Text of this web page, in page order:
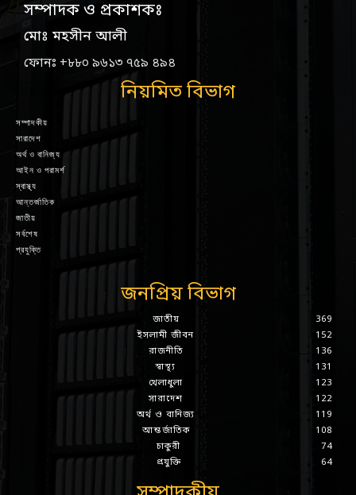
সম্পাদক ও প্রকাশকঃ
মোঃ মহসীন আলী
ফোনঃ +৮৮০ ৯৬১৩ ৭৫৯ ৪৯৪
নিয়মিত বিভাগ
সম্পাদকীয়
সারাদেশ
অর্থ ও বানিজ্য
আইন ও পরামর্শ
স্বাস্থ্য
আন্তর্জাতিক
জাতীয়
সর্বশেষ
প্রযুক্তি
জনপ্রিয় বিভাগ
জাতীয়
369
ইসলামী জীবন
152
রাজনীতি
136
স্বাস্থ্য
131
খেলাধুলা
123
সারাদেশ
122
অর্থ ও বানিজ্য
119
আন্তর্জাতিক
108
চাকুরী
74
প্রযুক্তি
64